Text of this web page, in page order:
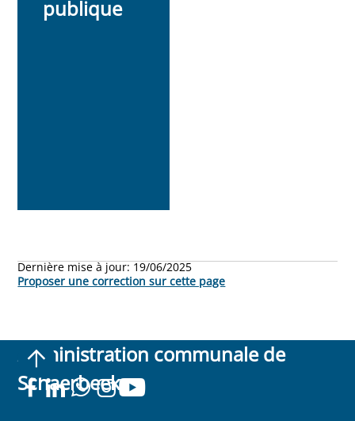
publique
Dernière mise à jour: 19/06/2025
Proposer une correction sur cette page
Administration communale de
Schaerbeek